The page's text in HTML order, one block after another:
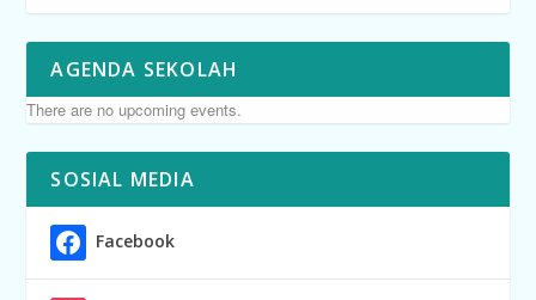
AGENDA SEKOLAH
There are no upcoming events.
SOSIAL MEDIA
Facebook